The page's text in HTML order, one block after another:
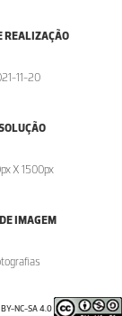
REALIZAÇÃO
11-20
X 1500px
IMAGEM
NC-SA 4.0